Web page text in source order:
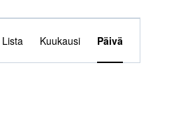
Views
Lista Kuukausi Päivä